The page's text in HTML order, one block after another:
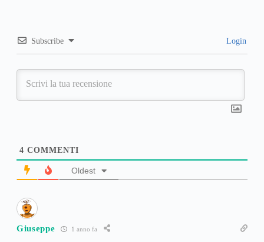
Subscribe Login
4 COMMENTI
Oldest
Giuseppe 1 anno fa